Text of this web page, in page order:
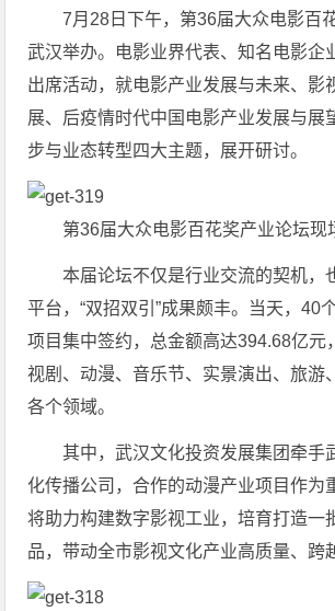
7月28日下午，第36届大众电影百
武汉举办。电影业界代表、知名电影企
出席活动，就电影产业发展与未来、影
展、后疫情时代中国电影产业发展与展
步与业态转型四大主题，展开研讨。
第36届大众电影百花奖产业论坛现
本届论坛不仅是行业交流的契机，
平台，“双招双引”成果颇丰。当天，40
项目集中签约，总金额高达394.68亿元
视剧、动漫、音乐节、实景演出、旅游
各个领域。
其中，武汉文化投资发展集团牵手
化传播公司，合作的动漫产业项目作为
将助力构建数字影视工业，培育打造一
品，带动全市影视文化产业高质量、跨